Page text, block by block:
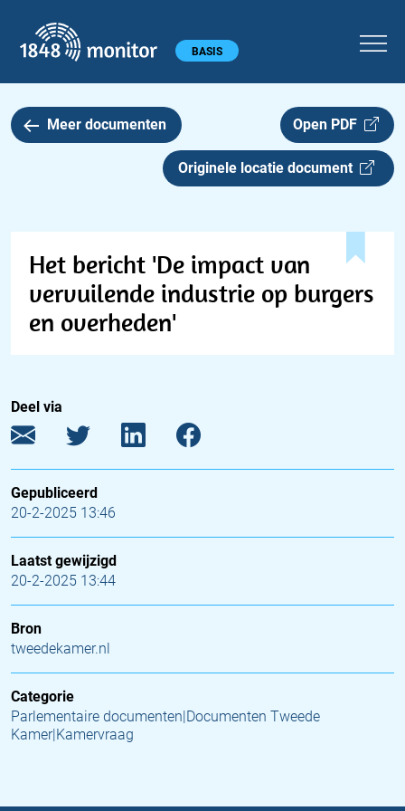
Hoofdmenu BASIS
Meer documenten Open PDF
Originele locatie document
Het bericht 'De impact van
vervuilende industrie op burgers
en overheden'
Deel via
Gepubliceerd
20-2-2025 13:46
Laatst gewijzigd
20-2-2025 13:44
Bron
tweedekamer.nl
Categorie
Parlementaire documenten|Documenten Tweede
Kamer|Kamervraag